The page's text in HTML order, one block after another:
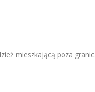
mieszkającą poza